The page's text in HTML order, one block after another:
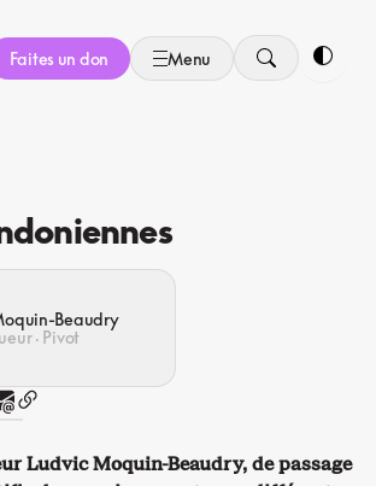
Faites un don Menu
Beaudry
· Pivot
Ludvic Moquin-Beaudry, de passage